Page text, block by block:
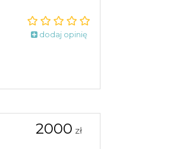
dodaj opinię
2000 zł